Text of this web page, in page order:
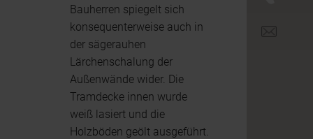
Bauherren spiegelt sich
konsequenterweise auch in
der sägerauhen
Lärchenschalung der
Außenwände wider. Die
Tramdecke innen wurde
weiß lasiert und die
Holzböden geölt ausgeführt.